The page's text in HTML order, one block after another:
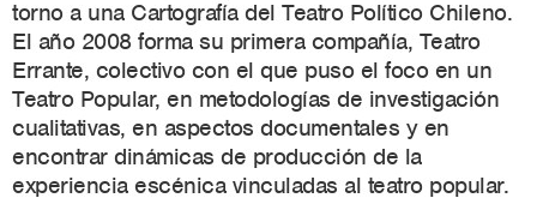
torno a una Cartografía del Teatro Político Chileno.
El año 2008 forma su primera compañía, Teatro
Errante, colectivo con el que puso el foco en un
Teatro Popular, en metodologías de investigación
cualitativas, en aspectos documentales y en
encontrar dinámicas de producción de la
experiencia escénica vinculadas al teatro popular.